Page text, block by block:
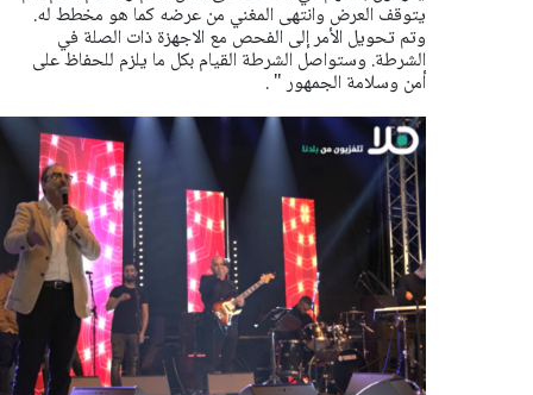
يتوقف العرض وانتهى المغني من عرضه كما هو مخطط له.
وتم تحويل الأمر إلى الفحص مع الاجهزة ذات الصلة في
الشرطة. وستواصل الشرطة القيام بكل ما يلزم للحفاظ على
أمن وسلامة الجمهور " .